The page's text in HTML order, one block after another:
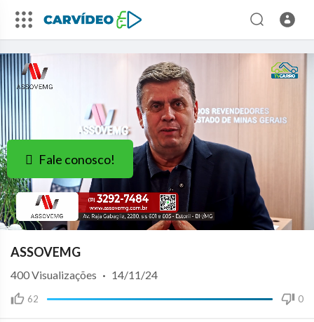
Fale conosco!
ASSOVEMG
62 0
400Visualizações · 14/11/24